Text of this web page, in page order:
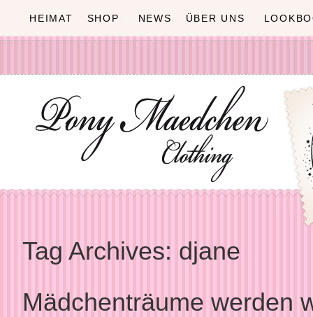
HEIMAT SHOP NEWS ÜBER UNS
Tag Archives: djane
Mädchenträume werden